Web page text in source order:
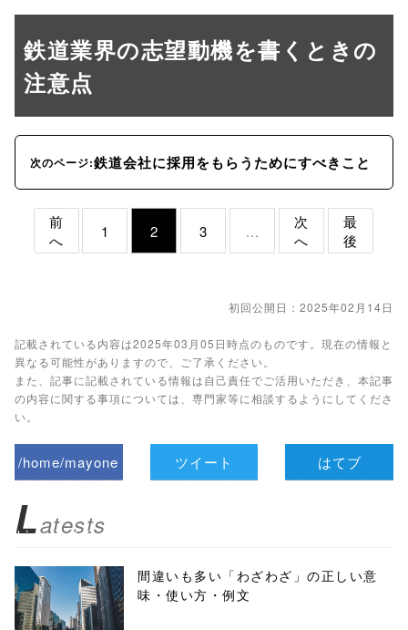
鉄道業界の志望動機を書くときの
注意点
次のページ:鉄道会社に採用をもらうためにすべきこと
前
へ
1 2 3 ...
次
へ
最
後
初回公開日：2025年02月14日
記載されている内容は2025年03月05日時点のものです。現在の情報と
異なる可能性がありますので、ご了承ください。
また、記事に記載されている情報は自己責任でご活用いただき、本記事
の内容に関する事項については、専門家等に相談するようにしてくださ
い。
/home/mayone
biz.jp/public_ht
ml/wp-
content/themes
ツイート はてブ
Latests
間違いも多い「わざわざ」の正しい意
味・使い方・例文